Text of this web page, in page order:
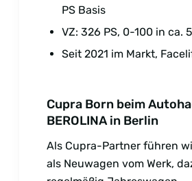
PS Basis
VZ: 326 PS, 0-100 in ca.
Seit 2021 im Markt,
Cupra Born beim
BEROLINA in Berlin
Als Cupra-Partner führen
als Neuwagen vom Werk,